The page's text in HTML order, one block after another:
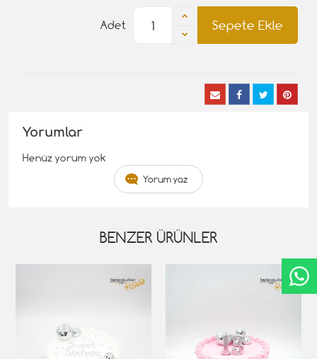
Sepete Ekle
Adet
Yorumlar
Henüz yorum yok
Yorum yaz
BENZER ÜRÜNLER